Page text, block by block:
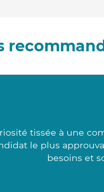
tissée à une
le plus
besoins et